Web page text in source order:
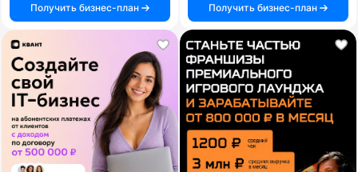
Получить бизнес-план
Получить бизнес-план